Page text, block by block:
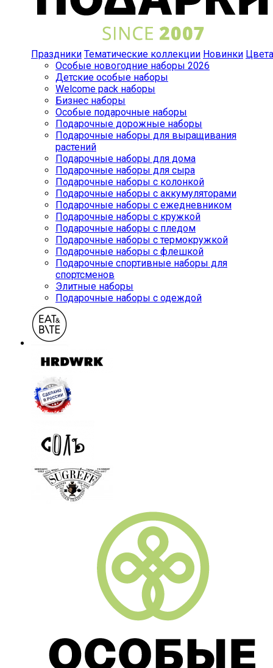
Праздники Тематические коллекции Новинки Цвета
Особые новогодние наборы 2026
Детские особые наборы
Welcome pack наборы
Бизнес наборы
Особые подарочные наборы
Подарочные дорожные наборы
Подарочные наборы для выращивания
растений
Подарочные наборы для дома
Подарочные наборы для сыра
Подарочные наборы с колонкой
Подарочные наборы с аккумуляторами
Подарочные наборы с ежедневником
Подарочные наборы с кружкой
Подарочные наборы с пледом
Подарочные наборы с термокружкой
Подарочные наборы с флешкой
Подарочные спортивные наборы для
спортсменов
Элитные наборы
Подарочные наборы с одеждой